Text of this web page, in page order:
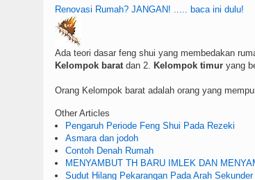
Renovasi Rumah? JANGAN! ..... baca ini dulu!
Ada teori dasar feng shui yang membedakan
Kelompok baratdan 2. Kelompok timur yang
Orang Kelompok barat adalah orang yang
Other Articles
Pengaruh Periode Feng Shui Pada Rezeki
Asmara dan jodoh
Contoh Denah Rumah
MENYAMBUT TH BARU IMLEK DAN
Sudut Hilang Pekarangan Pada Arah Sekunder